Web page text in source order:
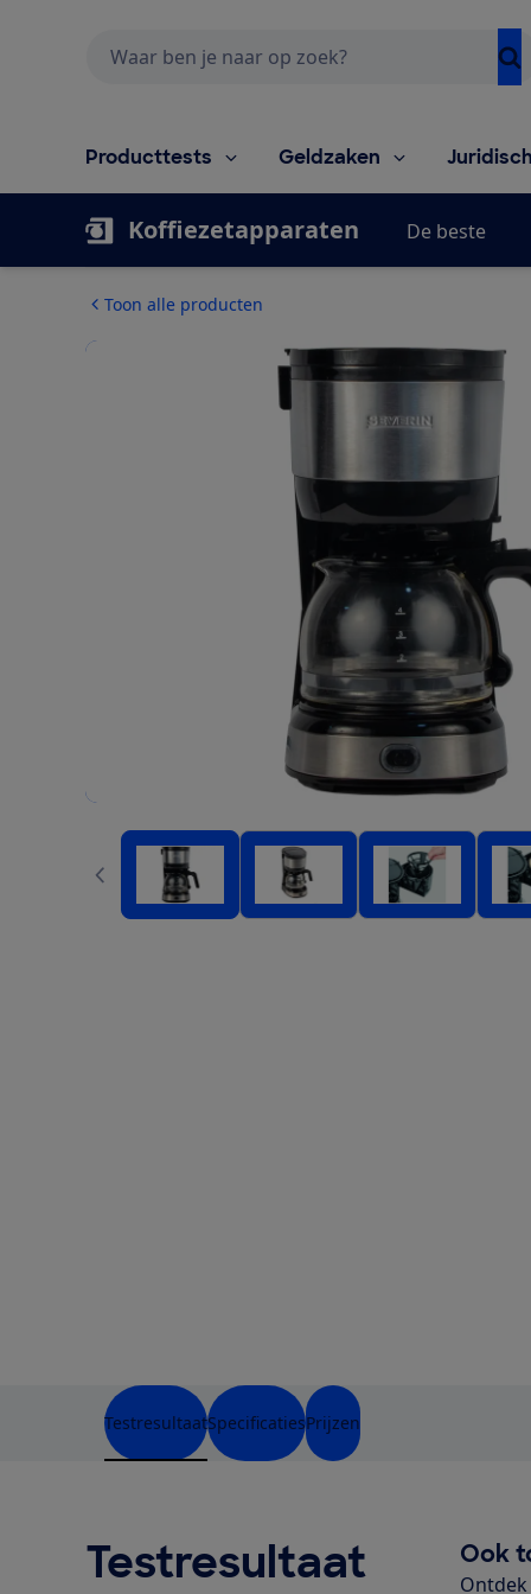
Producttests Geldzaken
Koffiezetapparaten De beste
Toon alle producten
TestresultaatSpecificatiesPrijzen
Testresultaat Ook